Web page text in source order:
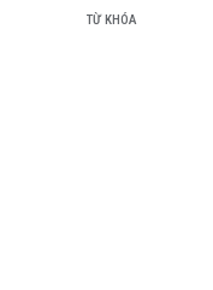
TỪ KHÓA